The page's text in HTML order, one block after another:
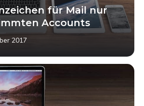
für Mail nur
Accounts
2017